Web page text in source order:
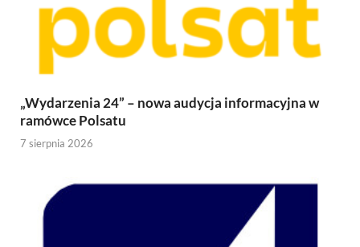
„Wydarzenia 24” – nowa audycja informacyjna w
ramówce Polsatu
7 sierpnia 2026